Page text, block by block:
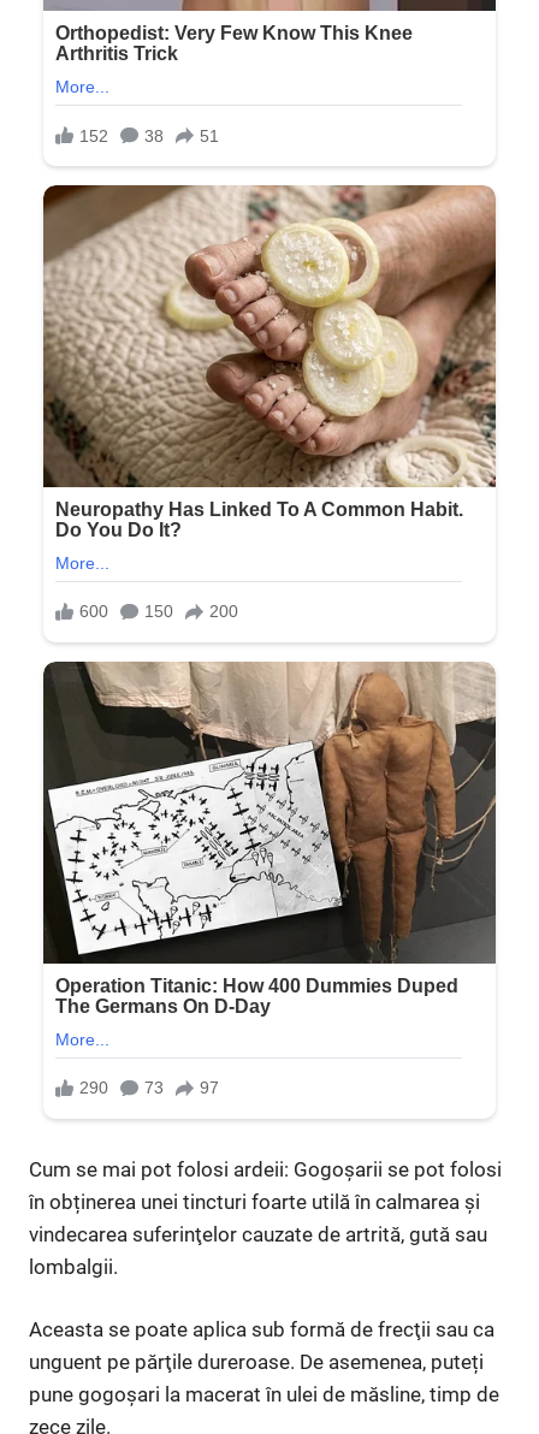
Cum se mai pot folosi ardeii: Gogoșarii se pot folosi
în obținerea unei tincturi foarte utilă în calmarea şi
vindecarea suferinţelor cauzate de artrită, gută sau
lombalgii.
Aceasta se poate aplica sub formă de frecţii sau ca
unguent pe părţile dureroase. De asemenea, puteți
pune gogoșari la macerat în ulei de măsline, timp de
zece zile.